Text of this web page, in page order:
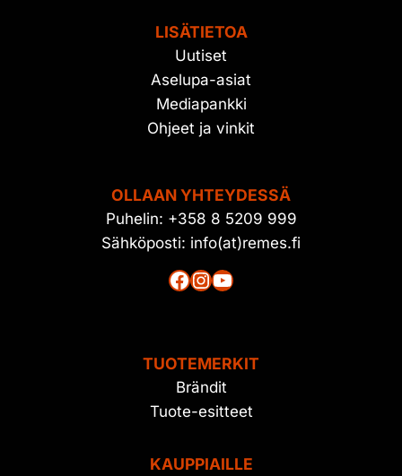
LISÄTIETOA
Uutiset
Aselupa-asiat
Mediapankki
Ohjeet ja vinkit
OLLAAN YHTEYDESSÄ
Puhelin: +358 8 5209 999
Sähköposti: info(at)remes.fi
Facebook
Instagram
YouTube
TUOTEMERKIT
Brändit
Tuote-esitteet
KAUPPIAILLE